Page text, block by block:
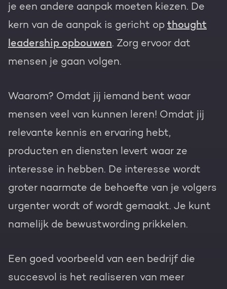
je een andere aanpak moeten kiezen. De
kern van de aanpak is gericht op thought
leadership opbouwen. Zorg ervoor dat
mensen je gaan volgen.
Waarom? Omdat jij iemand bent waar
mensen veel van kunnen leren! Omdat jij
relevante kennis en ervaring hebt,
producten en diensten levert waar ze
interesse in hebben. De interesse wordt
groter naarmate de behoefte van je volgers
urgenter wordt of wordt gemaakt. Je kunt
namelijk de bewustwording prikkelen.
Een goed voorbeeld van een bedrijf die
succesvol is het realiseren van meer